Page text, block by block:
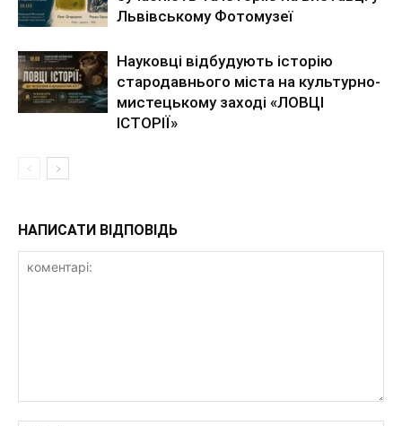
Львівському Фотомузеї
Науковці відбудують історію
стародавнього міста на культурно-
мистецькому заході «ЛОВЦІ
ІСТОРІЇ»
НАПИСАТИ ВІДПОВІДЬ